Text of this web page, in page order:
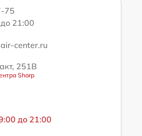
75
21:00
center.ru
251В
Sharp
до 21:00